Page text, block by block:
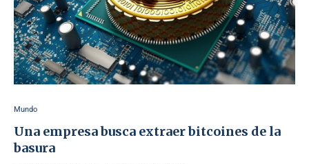
Mundo
Una empresa busca extraer bitcoines de la
basura